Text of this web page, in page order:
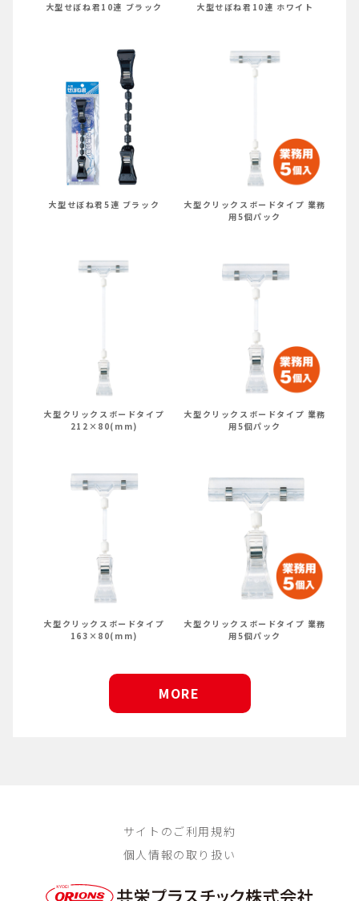
大型せぼね君10連 ブラック 大型せぼね君10連 ホワイト
大型せぼね君5連 ブラック
大型クリックスボードタイプ 業務
用5個パック
大型クリックスボードタイプ
212×80(mm)
大型クリックスボードタイプ 業務
用5個パック
大型クリックスボードタイプ
163×80(mm)
大型クリックスボードタイプ 業務
用5個パック
MORE
サイトのご利用規約
個人情報の取り扱い